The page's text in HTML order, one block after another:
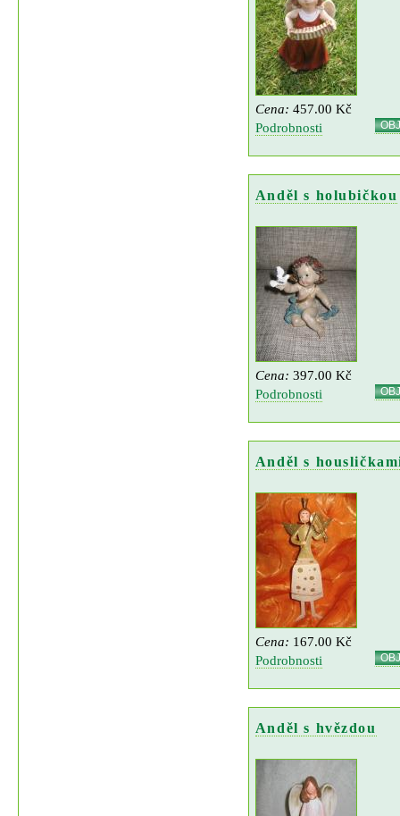
Cena: 457.00 Kč
Podrobnosti
Anděl s holubičkou
Cena: 397.00 Kč
Podrobnosti
Anděl s
Cena: 167.00 Kč
Podrobnosti
Anděl s hvězdou